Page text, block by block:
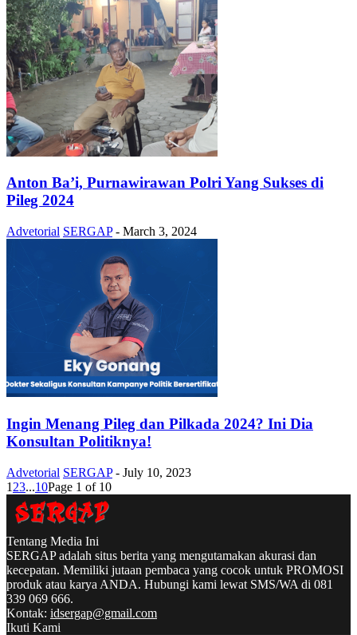
Anton Ba’i, Purnawirawan Polri Yang Sukses di
Pileg 2024
Advetorial SERGAP - March 3, 2024
Ingin Menang Pileg dan Pilkada 2024? Ini Dia
Konsultan Politiknya!
Advetorial SERGAP - July 10, 2023
1 23...10Page 1 of 10
Tentang Media Ini
SERGAP adalah situs berita yang mengutamakan akurasi dan
kecepatan. Memiliki jutaan pembaca yang cocok untuk PROMOSI
produk atau karya ANDA. Hubungi kami lewat SMS/WA di 081
339 069 666.
Kontak: idsergap@gmail.com
Ikuti Kami